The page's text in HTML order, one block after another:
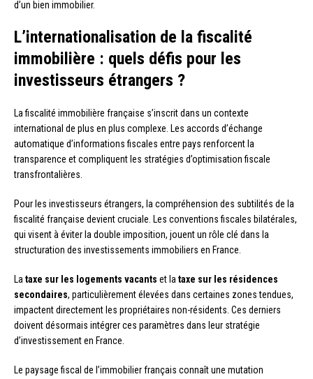
d’un bien immobilier.
L’internationalisation de la fiscalité
immobilière : quels défis pour les
investisseurs étrangers ?
La fiscalité immobilière française s’inscrit dans un contexte
international de plus en plus complexe. Les accords d’échange
automatique d’informations fiscales entre pays renforcent la
transparence et compliquent les stratégies d’optimisation fiscale
transfrontalières.
Pour les investisseurs étrangers, la compréhension des subtilités de la
fiscalité française devient cruciale. Les conventions fiscales bilatérales,
qui visent à éviter la double imposition, jouent un rôle clé dans la
structuration des investissements immobiliers en France.
La taxe sur les logements vacants et la taxe sur les résidences
secondaires, particulièrement élevées dans certaines zones tendues,
impactent directement les propriétaires non-résidents. Ces derniers
doivent désormais intégrer ces paramètres dans leur stratégie
d’investissement en France.
Le paysage fiscal de l’immobilier français connaît une mutation